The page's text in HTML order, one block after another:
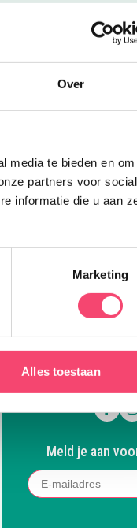
Over
media te bieden en om
partners voor social
informatie die u aan
Marketing
Alles toestaan
Yihaa, zomervakantie!
Lekker de tijd om er op
de leukste uitjes
het hele gezin, tot toffe
uitjes en musea met
familieprogramma! Fijne
Bekijk
Volg
Volg
Meld je aan